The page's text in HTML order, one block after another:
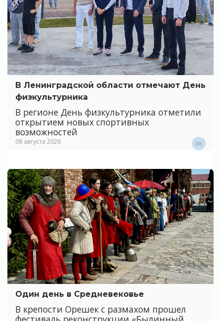
В Ленинградской области отмечают День
физкультурника
В регионе День физкультурника отметили
открытием новых спортивных
возможностей
08 августа 2026 86
Один день в Средневековье
В крепости Орешек с размахом прошел